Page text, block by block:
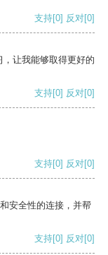
支持[0] 反对[0]
让我能够取得更好的
支持[0] 反对[0]
支持[0] 反对[0]
安全性的连接，并帮
支持[0] 反对[0]